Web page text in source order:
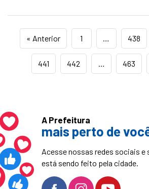
« Anterior 1 … 438
441 442 … 463
A Prefeitura
mais perto de
Acesse nossas redes sociais e
está sendo feito pela cidade.